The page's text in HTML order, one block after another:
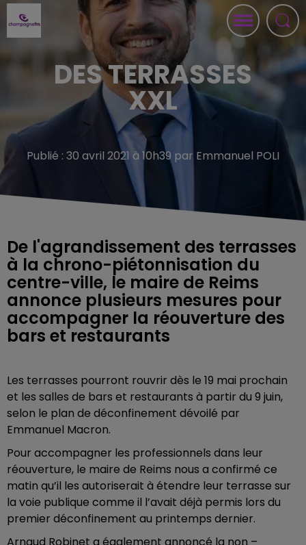
DES TERRASSES
XXL
Publié : 30 avril 2021 à 10h39 par Emmanuel POLI
De l'agrandissement des terrasses
à la chrono-piétonnisation du
centre-ville, le maire de Reims
annonce plusieurs mesures pour
accompagner la réouverture des
bars et restaurants
Les terrasses pourront rouvrir dès le 19 mai prochain
et les salles de bars et restaurants à partir du 9 juin,
selon le plan de déconfinement dévoilé par
Emmanuel Macron.
Pour accompagner les professionnels dans leur
réouverture, le maire de Reims nous a confirmé ce
matin qu’il les autoriserait à étendre leur terrasse sur
la voie publique comme il l’avait déjà permis lors du
premier déconfinement au printemps dernier.